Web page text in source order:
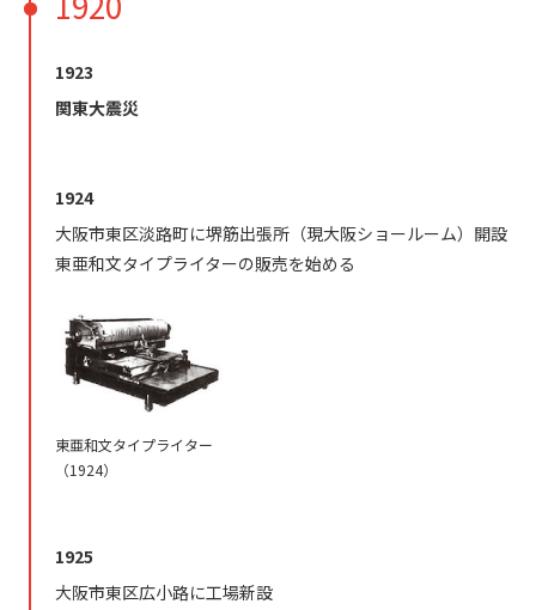
1923
関東大震災
1924
大阪市東区淡路町に堺筋出張所（現大阪ショールーム）開設
東亜和文タイプライターの販売を始める
東亜和文タイプライター
（1924）
1925
大阪市東区広小路に工場新設